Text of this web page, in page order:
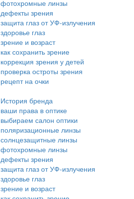
фотохромные линзы
дефекты зрения
защита глаз от УФ-излучения
здоровье глаз
зрение и возраст
как сохранить зрение
коррекция зрения у детей
проверка остроты зрения
рецепт на очки
История бренда
ваши права в оптике
выбираем салон оптики
поляризационные линзы
солнцезащитные линзы
фотохромные линзы
дефекты зрения
защита глаз от УФ-излучения
здоровье глаз
зрение и возраст